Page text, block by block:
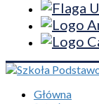
Główna